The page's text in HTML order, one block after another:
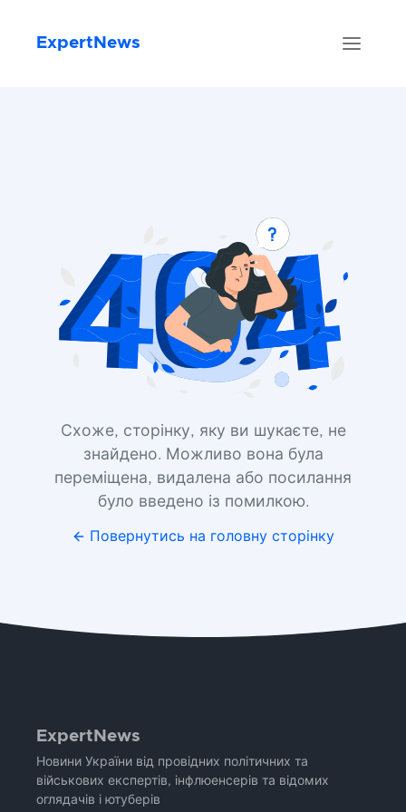
ExpertNews
Схоже, сторінку, яку ви шукаєте, не
знайдено. Можливо вона була
переміщена, видалена або посилання
було введено із помилкою.
Повернутись на головну сторінку
ExpertNews
Новини України від провідних політичних та
військових експертів, інфлюенсерів та відомих
оглядачів і ютуберів